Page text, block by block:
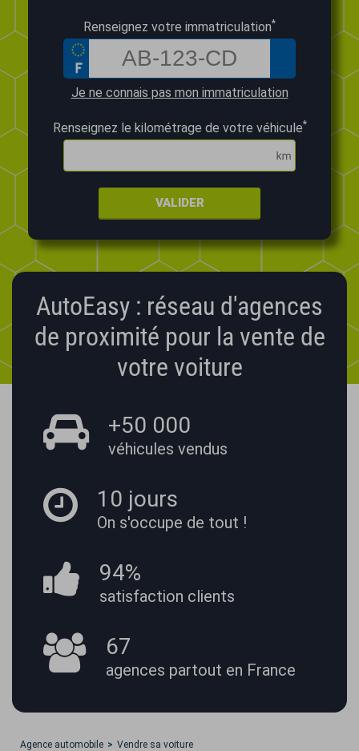
Renseignez votre immatriculation*
Je ne connais pas mon immatriculation
Renseignez le kilométrage de votre véhicule*
VALIDER
AutoEasy : réseau d'agences
de proximité pour la vente de
votre voiture
+50 000
véhicules vendus
10 jours
On s'occupe de tout !
94%
satisfaction clients
67
agences partout en France
Agence automobile Vendre sa voiture